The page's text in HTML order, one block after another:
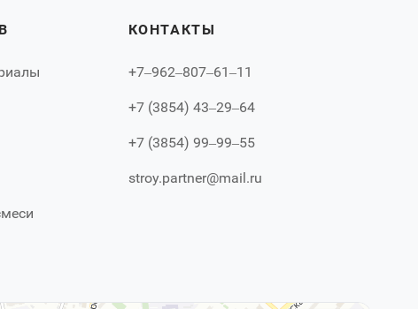
КОНТАКТЫ
+7‒962‒807‒61‒11
+7 (3854) 43‒29‒64
+7 (3854) 99‒99‒55
stroy.partner@mail.ru